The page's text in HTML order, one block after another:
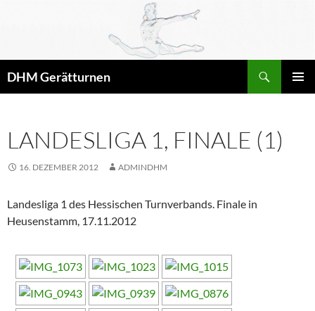
DHM Gerätturnen
LANDESLIGA 1, FINALE (1)
16. DEZEMBER 2012 ADMINDHM
Landesliga 1 des Hessischen Turnverbands. Finale in
Heusenstamm, 17.11.2012